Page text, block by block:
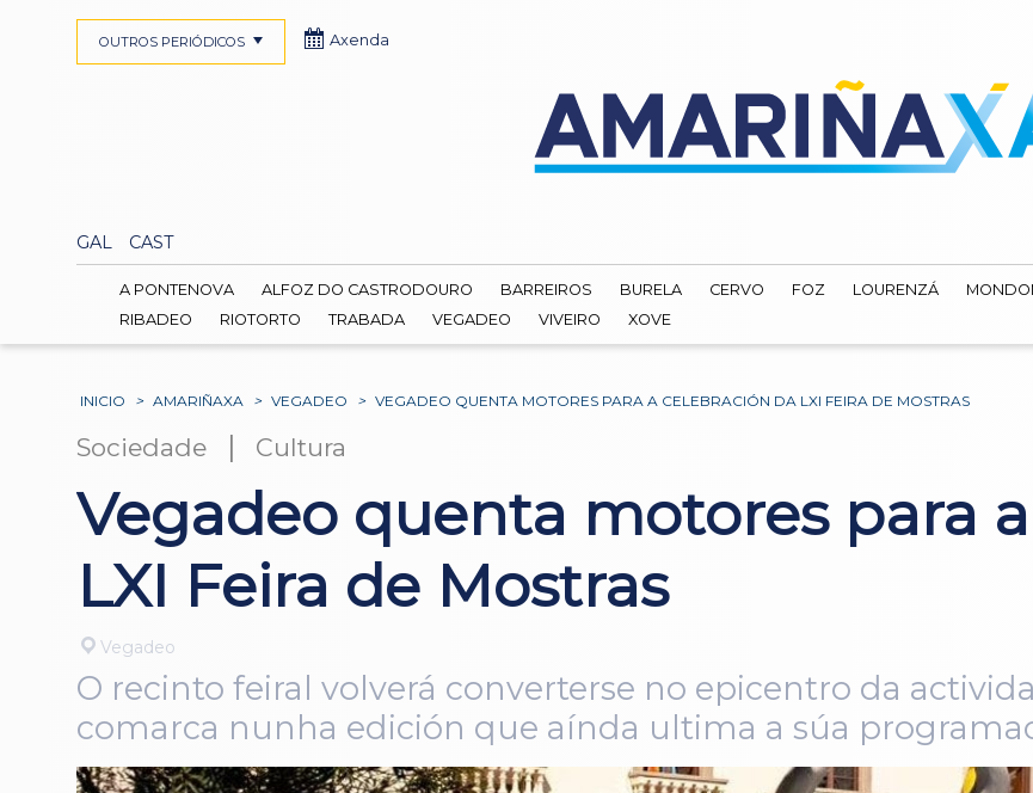
GAL CAST
OUTROS PERIÓDICOS Axenda
A PONTENOVA ALFOZ DO CASTRODOURO BARREIROS BURELA CERVO FOZ LOURENZÁ
RIBADEO
RIOTORTO TRABADA VEGADEO VIVEIRO XOVE
INICIO > AMARIÑAXA > VEGADEO > VEGADEO QUENTA MOTORES PARA A CELEBRACIÓN DA LXI FEIRA DE MOSTRAS
Sociedade | Cultura
Vegadeo quenta motores para
LXI Feira de Mostras
Vegadeo
O recinto feiral volverá converterse no epicentro da
comarca nunha edición que aínda ultima a súa